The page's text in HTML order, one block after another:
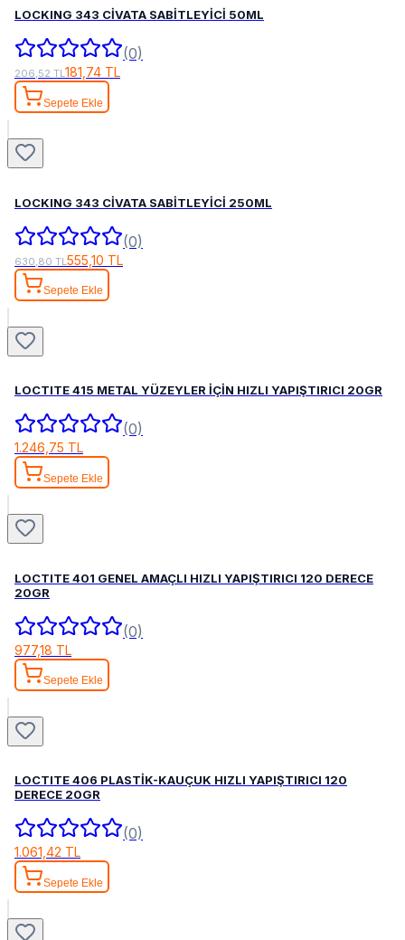
LOCKING 343 CİVATA SABİTLEYİCİ 50ML
(0)
206,52 TL181,74 TL
Sepete Ekle
LOCKING 343 CİVATA SABİTLEYİCİ 250ML
(0)
630,80 TL 555,10 TL
Sepete Ekle
LOCTITE 415 METAL YÜZEYLER İÇİN HIZLI YAPIŞTIRICI 20GR
(0)
1.246,75 TL
Sepete Ekle
LOCTITE 401 GENEL AMAÇLI HIZLI YAPIŞTIRICI 120 DERECE
20GR
(0)
977,18 TL
Sepete Ekle
LOCTITE 406 PLASTİK-KAUÇUK HIZLI YAPIŞTIRICI 120
DERECE 20GR
(0)
1.061,42 TL
Sepete Ekle